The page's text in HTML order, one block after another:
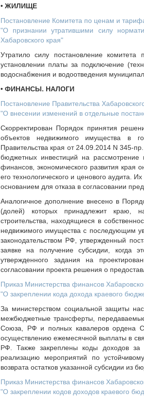
• ЖИЛИЩЕ
Постановление Комитета по ценам и
"О признании утратившими силу
Хабаровского края"
Утратило силу постановление
установлении платы за подключение
водоснабжения и водоотведения
• ФИНАНСЫ. НАЛОГИ
Постановление Правительства
"О внесении изменений в отдельные
Скорректирован Порядок принятия
объектов недвижимого имущества в
Правительства края от 24.09.2014 N 345-
бюджетных инвестиций на рассмотрение
финансов, экономического развития края
его технологического и ценового аудита.
основанием для отказа в согласовании
Аналогичное дополнение внесено в
(долей) которых принадлежит краю,
строительства, находящиеся в
недвижимого имущества с последующим
законодательством РФ, утвержденный
заявке на получение субсидии, когда
утвержденного задания на
согласовании проекта решения о
Приказ Министерства финансов
"О закреплении кода дохода краевого
За министерством социальной защиты
межбюджетные трансферты,
Союза, РФ и полных кавалеров ордена
осуществлению ежемесячной выплаты в
РФ. Также закреплены коды доходов за
реализацию мероприятий по
возврата остатков указанной субсидии из
Приказ Министерства финансов
"О закреплении кодов доходов краевого